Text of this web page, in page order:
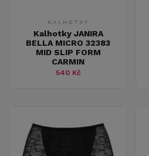
KALHOTKY
Kalhotky JANIRA
BELLA MICRO 32383
MID SLIP FORM
CARMIN
540 Kč